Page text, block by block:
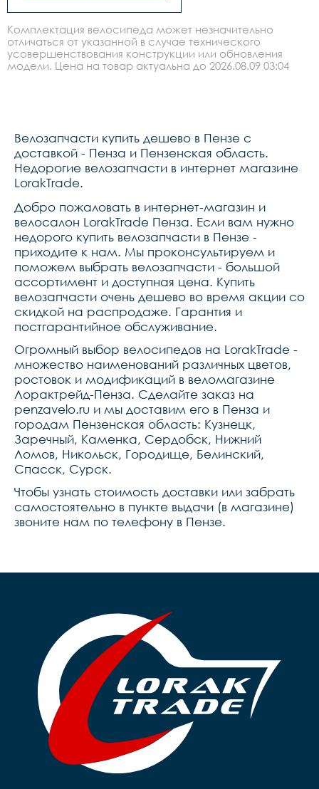
Комплектация велосипеда может незначительно
отличаться от указанной в случае технического
усовершенствования конструкции или обновления
модели. Цена на товар актуальна до 2026.08.09 03:04
Велозапчасти купить дешево в Пензе с
доставкой - Пенза и Пензенская область.
Недорогие велозапчасти в интернет магазине
LorakTrade.
Добро пожаловать в интернет-магазин и
велосалон LorakTrade Пенза. Если вам нужно
недорого купить велозапчасти в Пензе -
приходите к нам. Мы проконсультируем и
поможем выбрать велозапчасти - большой
ассортимент и доступная цена. Купить
велозапчасти очень дешево во время акции со
скидкой на распродаже. Гарантия и
постгарантийное обслуживание.
Огромный выбор велосипедов на LorakTrade -
множество наименований различных цветов,
ростовок и модификаций в веломагазине
Лорактрейд-Пенза. Сделайте заказ на
penzavelo.ru и мы доставим его в Пенза и
городам Пензенская область: Кузнецк,
Заречный, Каменка, Сердобск, Нижний
Ломов, Никольск, Городище, Белинский,
Спасск, Сурск.
Чтобы узнать стоимость доставки или забрать
самостоятельно в пункте выдачи (в магазине)
звоните нам по телефону в Пензе.